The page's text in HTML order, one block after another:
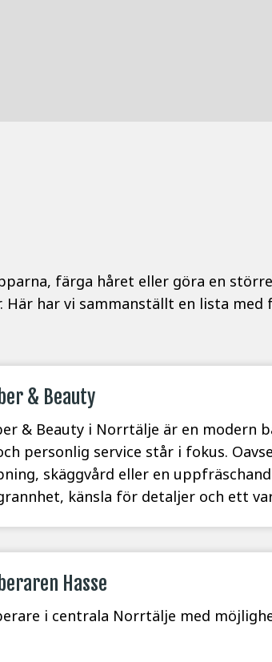
färga håret eller göra en
Här har vi sammanställt en lista
& Beauty
& Beauty i Norrtälje är en modern
personlig service står i fokus.
skäggvård eller en
känsla för detaljer och ett
Hasse
i centrala Norrtälje med